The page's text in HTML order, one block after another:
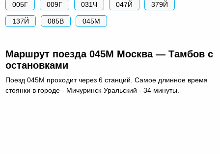
005Г 009Г 031Ч 047Й 379Й
137Й 085В 045М
Маршрут поезда 045М Москва — Тамбов с
остановками
Поезд 045М проходит через 6 станций. Самое длинное время
стоянки в городе - Мичуринск-Уральский - 34 минуты.